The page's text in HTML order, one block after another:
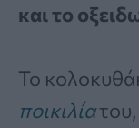
και το
Το
ποικιλίατου,